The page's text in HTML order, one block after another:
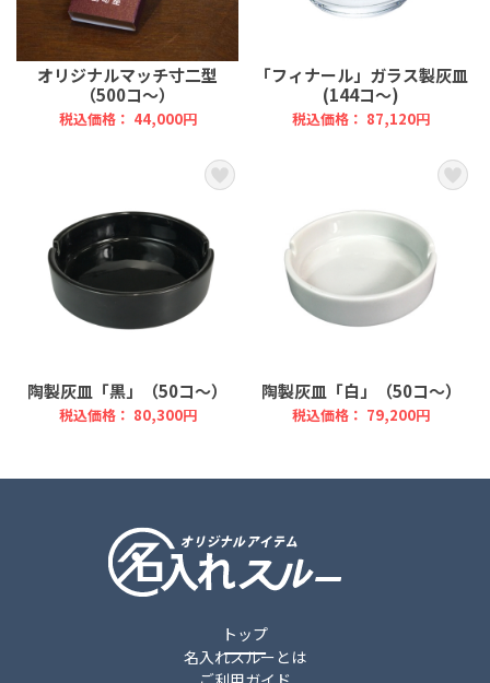
オリジナルマッチ寸二型
（500コ～）
税込価格： 44,000円
「フィナール」ガラス製灰皿
(144コ～)
税込価格： 87,120円
陶製灰皿「黒」（50コ～）
税込価格： 80,300円
陶製灰皿「白」（50コ～）
税込価格： 79,200円
トップ
名入れスルーとは